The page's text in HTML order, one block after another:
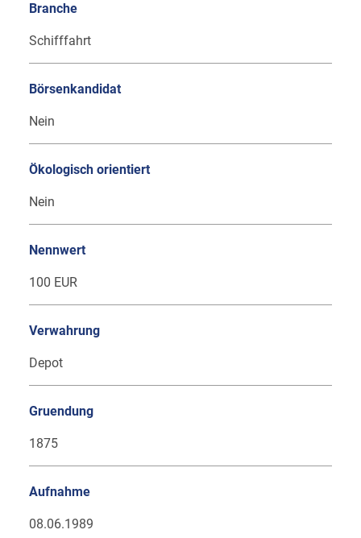
Branche
Schifffahrt
Börsenkandidat
Nein
Ökologisch orientiert
Nein
Nennwert
100 EUR
Verwahrung
Depot
Gruendung
1875
Aufnahme
08.06.1989